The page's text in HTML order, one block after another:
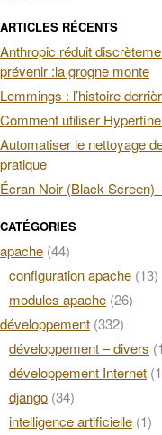
ARTICLES RÉCENTS
Anthropic réduit
prévenir :la grogne monte
Lemmings : l’histoire
Comment utiliser
Automatiser le nettoyage
pratique
Écran Noir (Black Screen)
CATÉGORIES
apache (44)
configuration apache (13)
modules apache (26)
développement (332)
développement – divers
développement Internet
django (34)
intelligence artificielle (1)